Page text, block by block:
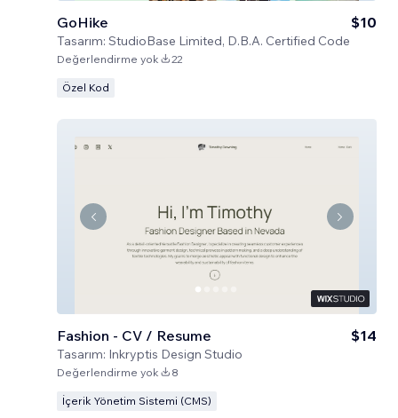
GoHike
Tasarım: StudioBase Limited, D.B.A. Certified Code
$10
Değerlendirme yok 22
Özel Kod
Fashion - CV / Resume
Tasarım: Inkryptis Design Studio
$14
Değerlendirme yok 8
İçerik Yönetim Sistemi (CMS)